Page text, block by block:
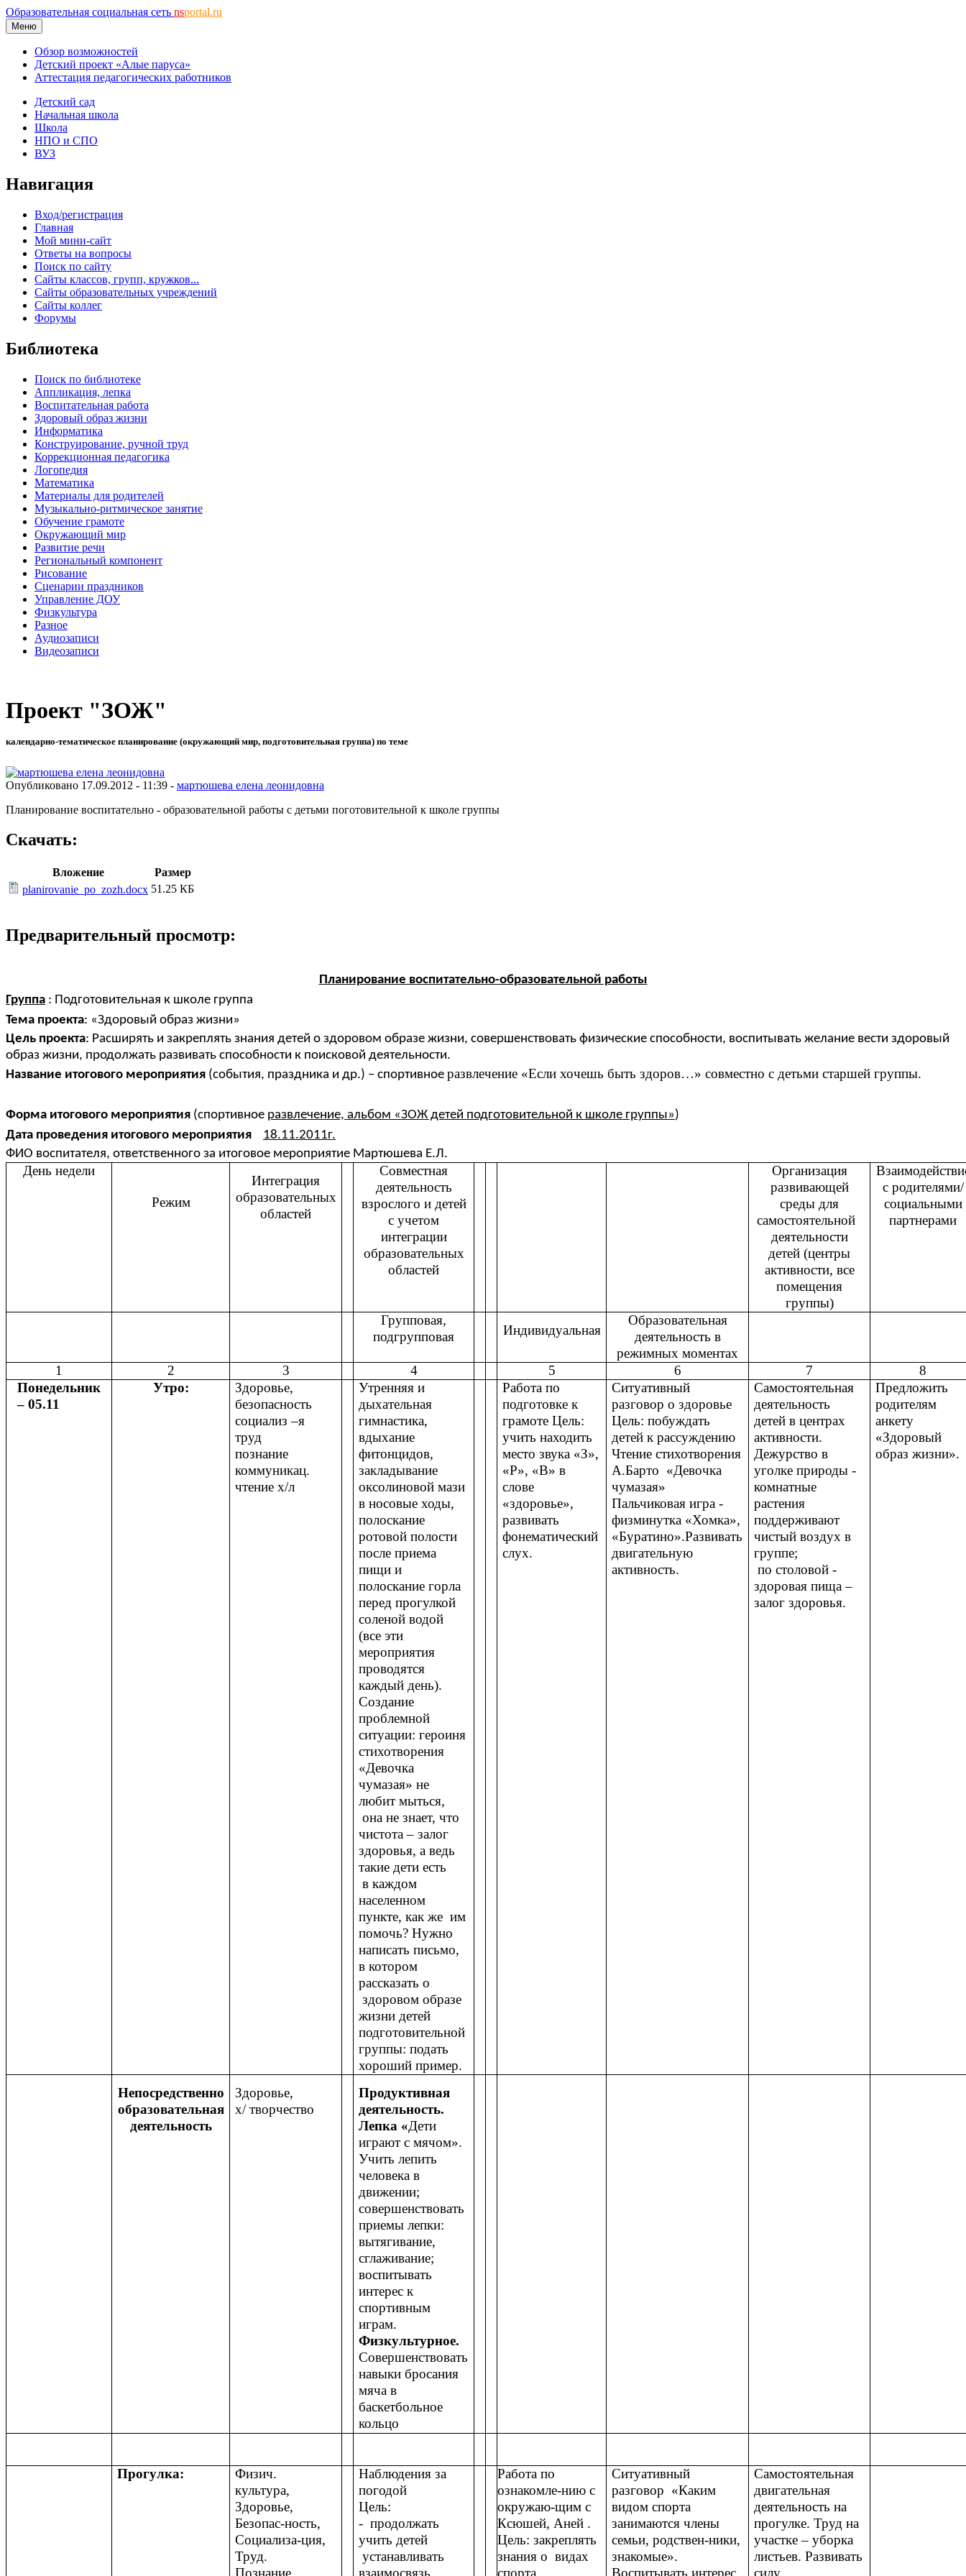
Образовательная социальная сеть nsportal.ru
Меню
Обзор возможностей
Детский проект «Алые паруса»
Аттестация педагогических работников
Детский сад
Начальная школа
Школа
НПО и СПО
ВУЗ
Навигация
Вход/регистрация
Главная
Мой мини-сайт
Ответы на вопросы
Поиск по сайту
Сайты классов, групп, кружков...
Сайты образовательных учреждений
Сайты коллег
Форумы
Библиотека
Поиск по библиотеке
Аппликация, лепка
Воспитательная работа
Здоровый образ жизни
Информатика
Конструирование, ручной труд
Коррекционная педагогика
Логопедия
Математика
Материалы для родителей
Музыкально-ритмическое занятие
Обучение грамоте
Окружающий мир
Развитие речи
Региональный компонент
Рисование
Сценарии праздников
Управление ДОУ
Физкультура
Разное
Аудиозаписи
Видеозаписи
Проект "ЗОЖ"
календарно-тематическое планирование (окружающий мир, подготовительная группа) по теме
Опубликовано 17.09.2012 - 11:39 - мартюшева елена леонидовна
Планирование воспитательно - образовательной работы с детьми поготовительной к школе группы
Скачать:
Вложение
Размер
planirovanie_po_zozh.docx 51.25 КБ
Предварительный просмотр:
Планирование воспитательно-образовательной работы
Группа : Подготовительная к школе группа
Тема проекта: «Здоровый образ жизни»
Цель проекта: Расширять и закреплять знания детей о здоровом образе жизни, совершенствовать физические способности, воспитывать желание вести здоровый
образ жизни, продолжать развивать способности к поисковой деятельности.
Название итогового мероприятия (события, праздника и др.) – спортивное развлечение «Если хочешь быть здоров…» совместно с детьми старшей группы.
Форма итогового мероприятия (спортивное развлечение, альбом «ЗОЖ детей подготовительной к школе группы»)
Дата проведения итогового мероприятия
18.11.2011г.
ФИО воспитателя, ответственного за итоговое мероприятие Мартюшева Е.Л.
День недели
Режим
Интеграция
образовательных
областей
Совместная
деятельность
взрослого и детей
с учетом
интеграции
образовательных
областей
Организация
развивающей
среды для
самостоятельной
деятельности
детей (центры
активности, все
помещения
группы)
с родителями/
социальными
партнерами
Групповая,
подгрупповая
Индивидуальная
Образовательная
деятельность в
режимных моментах
1
2 3 4 5 6 7
8
Понедельник
– 05.11
Утро:
Здоровье,
безопасность
социализ –я
труд
познание
коммуникац.
чтение х/л
Утренняя и
дыхательная
гимнастика,
вдыхание
фитонцидов,
закладывание
оксолиновой мази
в носовые ходы,
полоскание
ротовой полости
после приема
пищи и
полоскание горла
перед прогулкой
соленой водой
(все эти
мероприятия
проводятся
каждый день).
Создание
проблемной
ситуации: героиня
стихотворения
«Девочка
чумазая» не
любит мыться,
она не знает, что
чистота – залог
здоровья, а ведь
такие дети есть
в каждом
населенном
пункте, как же им
помочь? Нужно
написать письмо,
в котором
рассказать о
здоровом образе
жизни детей
подготовительной
группы: подать
хороший пример.
Работа по
подготовке к
грамоте Цель:
учить находить
место звука «З»,
«Р», «В» в
слове
«здоровье»,
развивать
фонематический
слух.
Ситуативный
разговор о здоровье
Цель: побуждать
детей к рассуждению
Чтение стихотворения
А.Барто «Девочка
чумазая»
Пальчиковая игра -
физминутка «Хомка»,
«Буратино».Развивать
двигательную
активность.
Самостоятельная
деятельность
детей в центрах
активности.
Дежурство в
уголке природы -
комнатные
растения
поддерживают
чистый воздух в
группе;
по столовой -
здоровая пища –
залог здоровья.
Предложить
родителям
анкету
«Здоровый
образ жизни».
Непосредственно
образовательная
деятельность
Здоровье,
х/ творчество
Продуктивная
деятельность.
Лепка «Дети
играют с мячом».
Учить лепить
человека в
движении;
совершенствовать
приемы лепки:
вытягивание,
сглаживание;
воспитывать
интерес к
спортивным
играм.
Физкультурное.
Совершенствовать
навыки бросания
мяча в
баскетбольное
кольцо
Прогулка:
Физич.
культура,
Здоровье,
Безопас-ность,
Социализа-ция,
Труд.
Познание,
Наблюдения за
погодой
Цель:
- продолжать
учить детей
устанавливать
взаимосвязь
Работа по
ознакомле-нию с
окружаю-щим с
Ксюшей, Аней .
Цель: закреплять
знания о видах
спорта.
Ситуативный
разговор «Каким
видом спорта
занимаются члены
семьи, родствен-ники,
знакомые».
Воспитывать интерес
Самостоятельная
двигательная
деятельность на
прогулке. Труд на
участке – уборка
листьев. Развивать
силу,